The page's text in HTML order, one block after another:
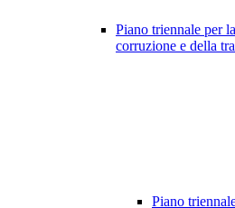
Piano triennale per
corruzione e della
Piano